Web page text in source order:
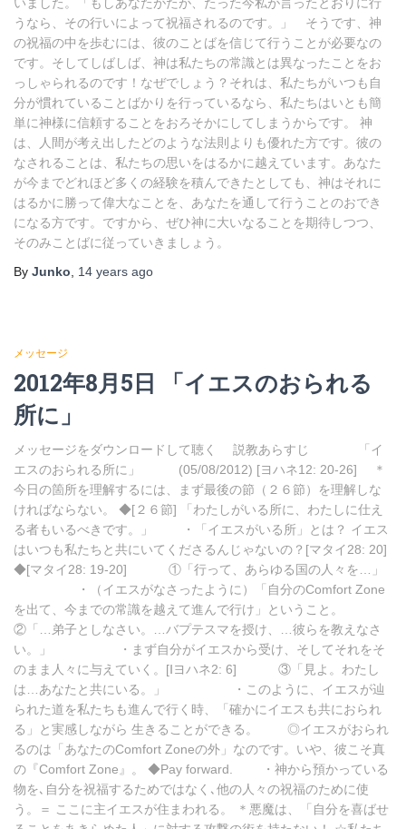
うなら、その行いによって祝福されるのです。」 そうです、神
の祝福の中を歩むには、彼のことばを信じて行うことが必要なの
です。そしてしばしば、神は私たちの常識とは異なったことをお
っしゃられるのです！なぜでしょう？それは、私たちがいつも自
分が慣れていることばかりを行っているなら、私たちはいとも簡
単に神様に信頼することをおろそかにしてしまうからです。 神
は、人間が考え出したどのような法則よりも優れた方です。彼の
なされることは、私たちの思いをはるかに越えています。あなた
が今までどれほど多くの経験を積んできたとしても、神はそれに
はるかに勝って偉大なことを、あなたを通して行うことのおでき
になる方です。ですから、ぜひ神に大いなることを期待しつつ、
そのみことばに従っていきましょう。
By Junko 14 years ago
メッセージ
2012年8月5日 「イエスのおられる
所に」
メッセージをダウンロードして聴く 説教あらすじ 「イ
エスのおられる所に」 (05/08/2012) [ヨハネ12: 20-26] ＊
今日の箇所を理解するには、まず最後の節（２６節）を理解しな
ければならない。 ◆[２６節] 「わたしがいる所に、わたしに仕え
る者もいるべきです。」 ・「イエスがいる所」とは？ イエス
はいつも私たちと共にいてくださるんじゃないの？[マタイ28: 20]
◆[マタイ28: 19-20] ①「行って、あらゆる国の人々を…」
・（イエスがなさったように）「自分のComfort Zone
を出て、今までの常識を越えて進んで行け」ということ。
②「…弟子としなさい。…バプテスマを授け、…彼らを教えなさ
い。」 ・まず自分がイエスから受け、そしてそれをそ
のまま人々に与えていく。[Ⅰヨハネ2: 6] ③「見よ。わたし
は…あなたと共にいる。」 ・このように、イエスが辿
られた道を私たちも進んで行く時、「確かにイエスも共におられ
る」と実感しながら 生きることができる。 ◎イエスがおられ
るのは「あなたのComfort Zoneの外」なのです。いや、彼こそ真
の『Comfort Zone』。 ◆Pay forward. ・神から預かっている
物を､自分を祝福するためではなく､他の人々の祝福のために使
う。＝ ここに主イエスが住まわれる。 ＊悪魔は、「自分を喜ばせ